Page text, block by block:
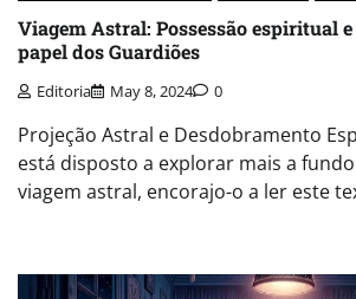
Viagem Astral: Possessão espiritual
papel dos Guardiões
Editoria May 8, 2024 0
Projeção Astral e Desdobramento
está disposto a explorar mais a
viagem astral, encorajo-o a ler este